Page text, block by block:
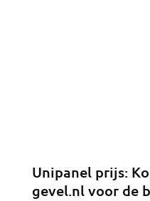
Unipanel prijs:
gevel.nl voor de